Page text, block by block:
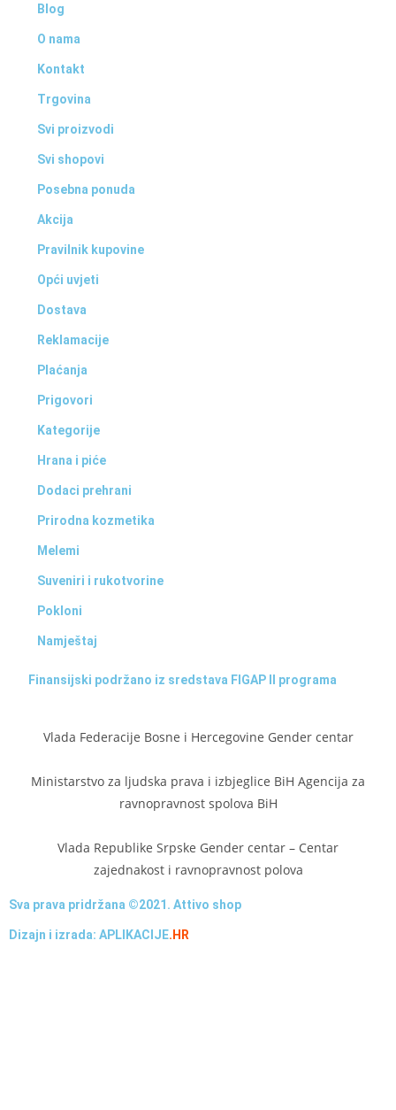
Blog
O nama
Kontakt
Trgovina
Svi proizvodi
Svi shopovi
Posebna ponuda
Akcija
Pravilnik kupovine
Opći uvjeti
Dostava
Reklamacije
Plaćanja
Prigovori
Kategorije
Hrana i piće
Dodaci prehrani
Prirodna kozmetika
Melemi
Suveniri i rukotvorine
Pokloni
Namještaj
Finansijski podržano iz sredstava FIGAP II programa
Vlada Federacije Bosne i Hercegovine Gender centar
Ministarstvo za ljudska prava i izbjeglice BiH Agencija za
ravnopravnost spolova BiH
Vlada Republike Srpske Gender centar – Centar
zajednakost i ravnopravnost polova
Sva prava pridržana ©2021. Attivo shop
Dizajn i izrada: APLIKACIJE.HR